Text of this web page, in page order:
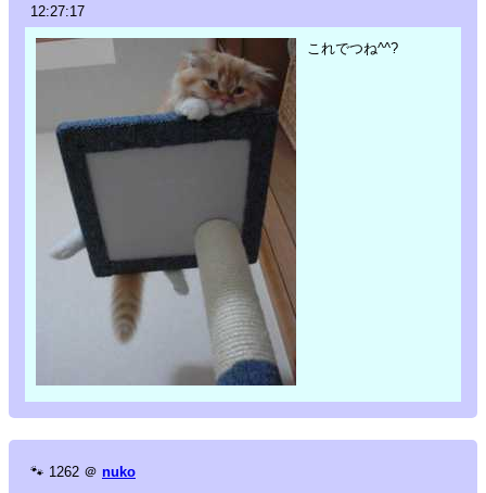
12:27:17
これでつね^^?
🐾 1262 ＠ nuko